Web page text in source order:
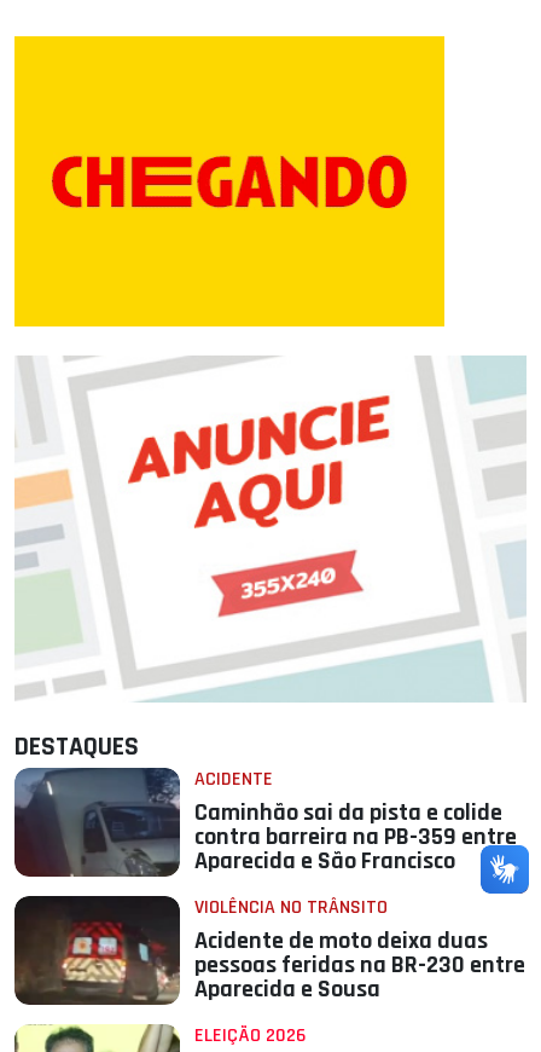
DESTAQUES
ACIDENTE
Caminhão sai da pista e colide
contra barreira na PB-359 entre
Aparecida e São Francisco
VIOLÊNCIA NO TRÂNSITO
Acidente de moto deixa duas
pessoas feridas na BR-230 entre
Aparecida e Sousa
ELEIÇÃO 2026